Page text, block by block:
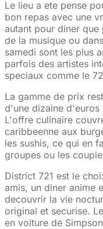
Le lieu a ete pense
bon repas avec une
autant pour diner
de la musique ou
samedi sont les plus
parfois des artistes
speciaux comme le
La gamme de prix
d'une dizaine d'euros
L'offre culinaire
caribbeenne aux
les sushis, ce qui en
groupes ou les
District 721 est le
amis, un diner anime
decouvrir la vie
original et securise.
en voiture de